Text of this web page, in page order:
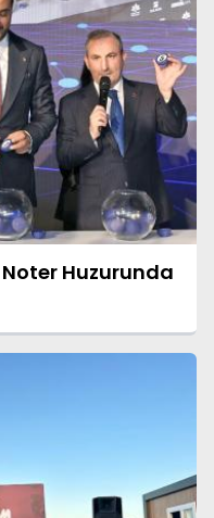
Noter Huzurunda